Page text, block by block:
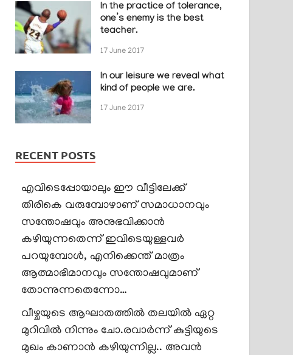
In the practice of tolerance,
one’s enemy is the best
teacher.
17 June 2017
In our leisure we reveal what
kind of people we are.
17 June 2017
RECENT POSTS
എവിടെപ്പോയാലും ഈ വീട്ടിലേക്ക്
തിരികെ വരുമ്പോഴാണ് സമാധാനവും
സന്തോഷവും അനുഭവിക്കാൻ
കഴിയുന്നതെന്ന് ഇവിടെയുള്ളവർ
പറയുമ്പോൾ, എനിക്കെന്ത് മാത്രം
ആത്മാഭിമാനവും സന്തോഷവുമാണ്
തോന്നുന്നതെന്നോ…
വീഴ്ചയുടെ ആഘാതത്തിൽ തലയിൽ ഏറ്റ
മുറിവിൽ നിന്നും ചോ.രവാർന്ന് കുട്ടിയുടെ
മുഖം കാണാൻ കഴിയുന്നില്ല.. അവൻ